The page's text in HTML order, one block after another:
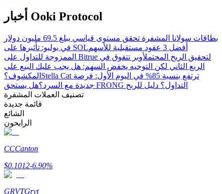
مرشد
تعلم كيفية البقاء مربحة
أخبار Ooki Protocol
بطاقات سولانا المشفرة تحقق مستوى قياسي يبلغ 69.5 مليون دولار
في يوليو: تأثيرها على SOLأفضل 3 عقود مستقبلية للأسهم
الممزوجة للتداول على Bitrue لتحقيق الربح المحتملأوبر تتفوق في
الربع الثاني لكن التوجيه يخفض السهم: هل يجب عليك البيع على
المكشوف؟ Stella Cat ترتفع بنسبة 85% في اليوم الأول: فرصة
جديدة مع السرد؟
هل يستحق FRONG التداول؟ دليل للربح
تصنيف العملات المشفرة
قائمة جديدة
الشائع
الرابحون
CCCanton
$0.1012-6.90%
GRVTGrvt